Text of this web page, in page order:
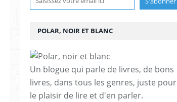
POLAR, NOIR ET BLANC
Un blogue qui parle de livres, de bons
livres, dans tous les genres, juste pour
le plaisir de lire et d'en parler.